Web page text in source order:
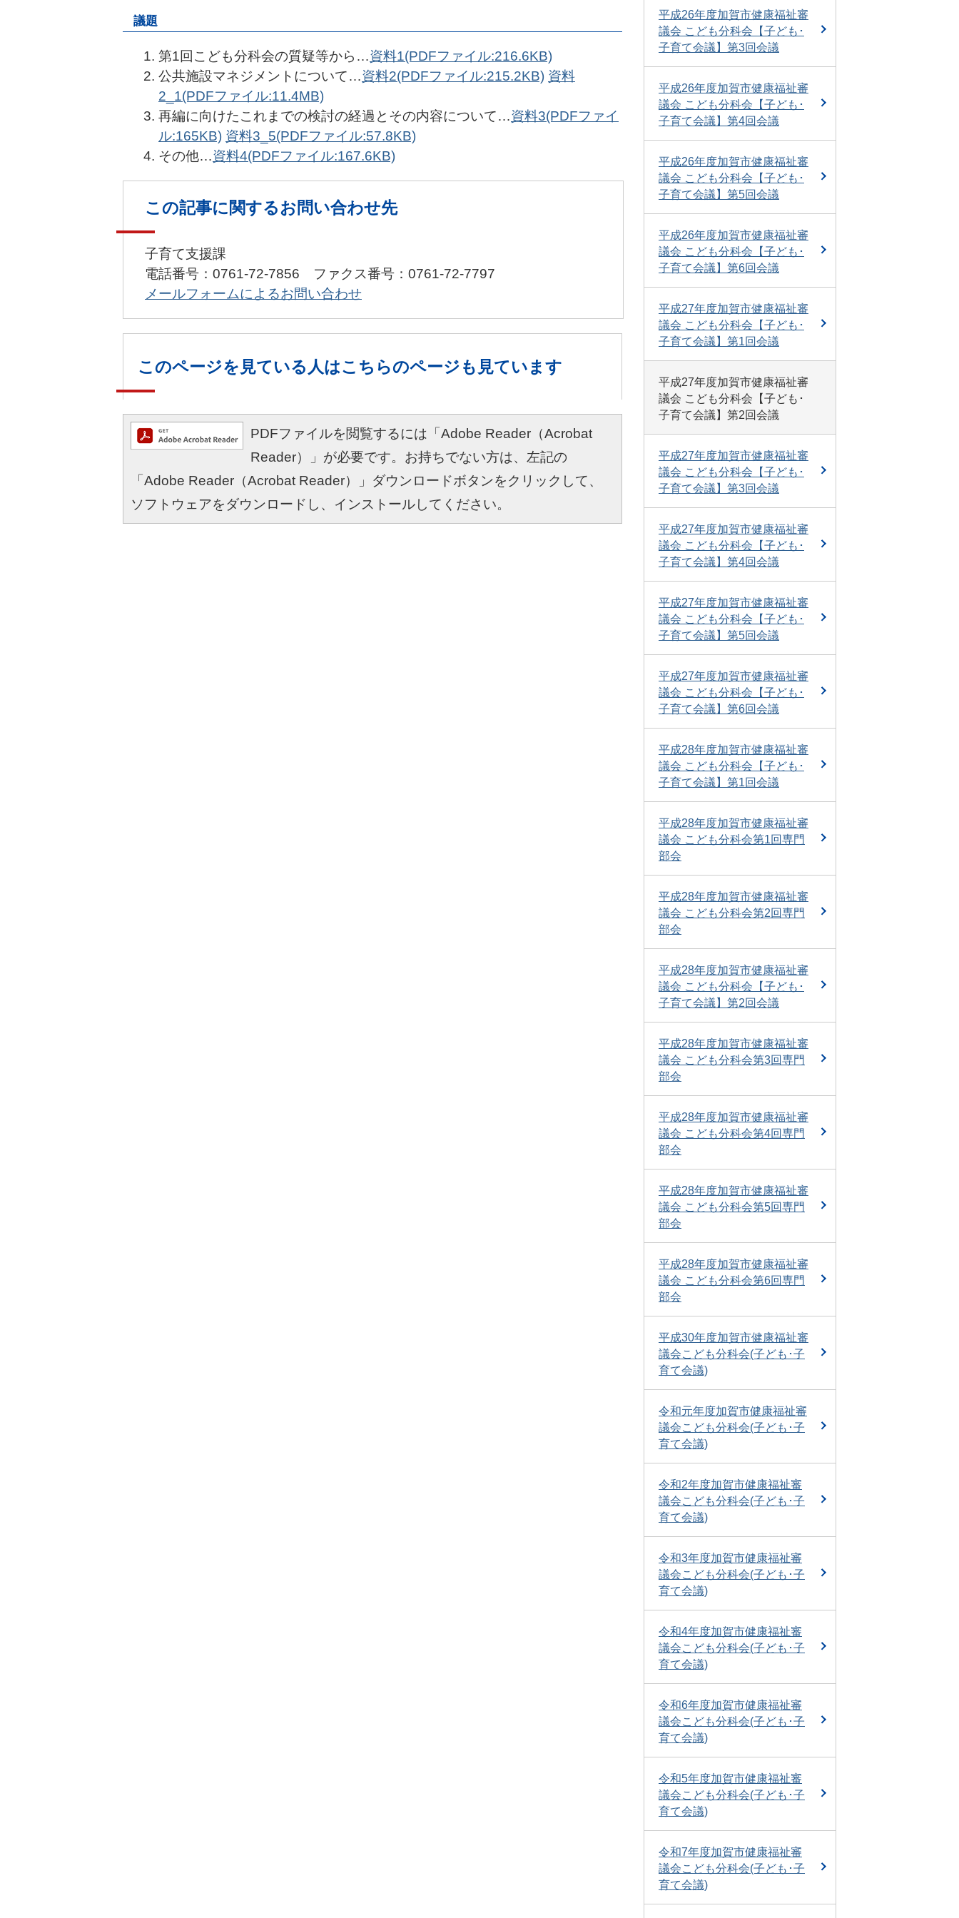
議題
第1回こども分科会の質疑等から…資料1(PDFファイル:216.6KB)
公共施設マネジメントについて…資料2(PDFファイル:215.2KB) 資料
2_1(PDFファイル:11.4MB)
再編に向けたこれまでの検討の経過とその内容について…資料3(PDFファイ
ル:165KB) 資料3_5(PDFファイル:57.8KB)
その他…資料4(PDFファイル:167.6KB)
この記事に関するお問い合わせ先
子育て支援課
電話番号：0761-72-7856 ファクス番号：0761-72-7797
メールフォームによるお問い合わせ
このページを見ている人はこちらのページも見ています
PDFファイルを閲覧するには「Adobe Reader（Acrobat
Reader）」が必要です。お持ちでない方は、左記の
「Adobe Reader（Acrobat Reader）」ダウンロードボタンをクリックして、
ソフトウェアをダウンロードし、インストールしてください。
平成26年度加賀市健康福祉審
議会 こども分科会【子ども･
子育て会議】第3回会議
平成26年度加賀市健康福祉審
議会 こども分科会【子ども･
子育て会議】第4回会議
平成26年度加賀市健康福祉審
議会 こども分科会【子ども･
子育て会議】第5回会議
平成26年度加賀市健康福祉審
議会 こども分科会【子ども･
子育て会議】第6回会議
平成27年度加賀市健康福祉審
議会 こども分科会【子ども･
子育て会議】第1回会議
平成27年度加賀市健康福祉審
議会 こども分科会【子ども･
子育て会議】第2回会議
平成27年度加賀市健康福祉審
議会 こども分科会【子ども･
子育て会議】第3回会議
平成27年度加賀市健康福祉審
議会 こども分科会【子ども･
子育て会議】第4回会議
平成27年度加賀市健康福祉審
議会 こども分科会【子ども･
子育て会議】第5回会議
平成27年度加賀市健康福祉審
議会 こども分科会【子ども･
子育て会議】第6回会議
平成28年度加賀市健康福祉審
議会 こども分科会【子ども･
子育て会議】第1回会議
平成28年度加賀市健康福祉審
議会 こども分科会第1回専門
部会
平成28年度加賀市健康福祉審
議会 こども分科会第2回専門
部会
平成28年度加賀市健康福祉審
議会 こども分科会【子ども･
子育て会議】第2回会議
平成28年度加賀市健康福祉審
議会 こども分科会第3回専門
部会
平成28年度加賀市健康福祉審
議会 こども分科会第4回専門
部会
平成28年度加賀市健康福祉審
議会 こども分科会第5回専門
部会
平成28年度加賀市健康福祉審
議会 こども分科会第6回専門
部会
平成30年度加賀市健康福祉審
議会こども分科会(子ども･子
育て会議)
令和元年度加賀市健康福祉審
議会こども分科会(子ども･子
育て会議)
令和2年度加賀市健康福祉審
議会こども分科会(子ども･子
育て会議)
令和3年度加賀市健康福祉審
議会こども分科会(子ども･子
育て会議)
令和4年度加賀市健康福祉審
議会こども分科会(子ども･子
育て会議)
令和6年度加賀市健康福祉審
議会こども分科会(子ども･子
育て会議)
令和5年度加賀市健康福祉審
議会こども分科会(子ども･子
育て会議)
令和7年度加賀市健康福祉審
議会こども分科会(子ども･子
育て会議)